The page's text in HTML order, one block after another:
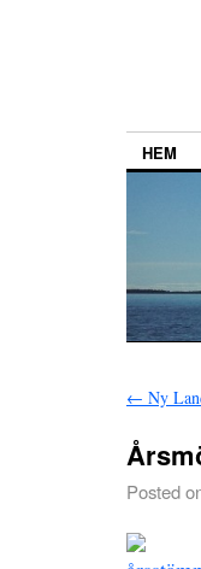
HEM
← Ny
Posted